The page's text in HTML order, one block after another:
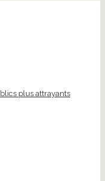
plus attrayants